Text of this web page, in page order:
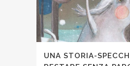
UNA STORIA-